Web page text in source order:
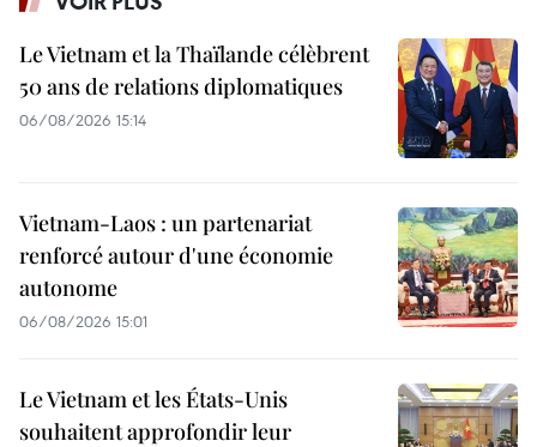
Le Vietnam et la Thaïlande célèbrent
50 ans de relations diplomatiques
06/08/2026 15:14
Vietnam-Laos : un partenariat
renforcé autour d'une économie
autonome
06/08/2026 15:01
Le Vietnam et les États-Unis
souhaitent approfondir leur